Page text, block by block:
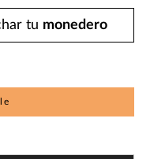
tu monedero